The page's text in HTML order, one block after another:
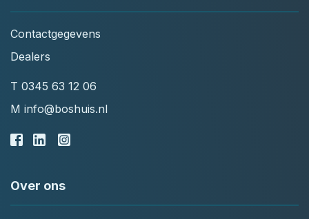
Contactgegevens
Dealers
T 0345 63 12 06
M info@boshuis.nl
Over ons